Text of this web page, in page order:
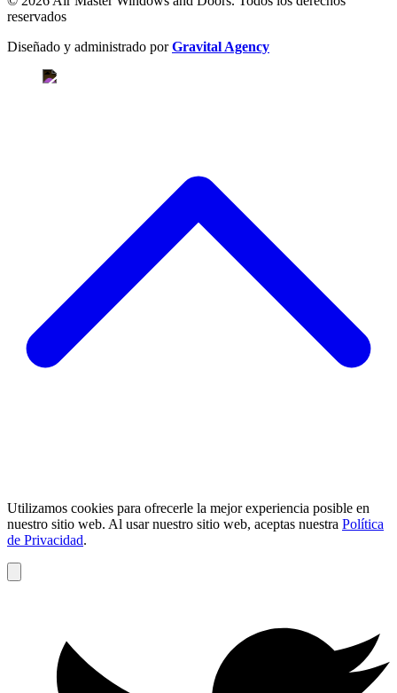
reservados
Diseñado y administrado porGravital Agency
Utilizamos cookies para ofrecerle la mejor experiencia posible en
nuestro sitio web. Al usar nuestro sitio web, aceptas nuestra Política
de Privacidad.